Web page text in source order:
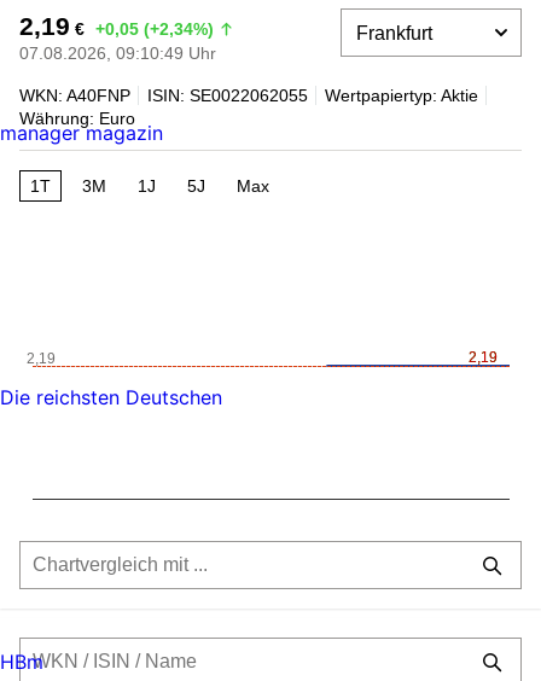
2,19 € +0,05 (+2,34%)
07.08.2026, 09:10:49 Uhr
WKN: A40FNP ISIN: SE0022062055
Wertpapiertyp: Aktie
Währung: Euro
1T 3M 1J 5J Max
2,19
2,19
2,19
manager magazin
Die reichsten Deutschen
HBm